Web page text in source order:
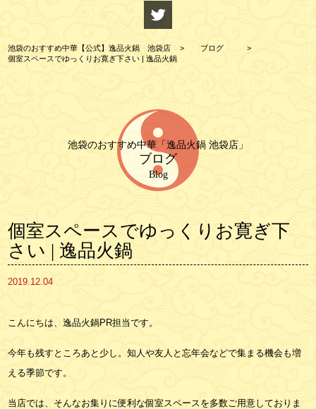
池袋のおすすめ中華【公式】逸品火鍋 池袋店 > ブログ
>
個室スペースでゆっくりお寛ぎ下さい | 逸品火鍋
池袋のおすすめ中華「逸品火鍋 池袋店」
ブログ
Blog
個室スペースでゆっくりお寛ぎ下
さい | 逸品火鍋
2019.12.04
こんにちは、逸品火鍋PR担当です。
今年も残すところあと少し。知人や友人と忘年会などで集まる機会も増
える季節です。
当店では、そんなお集りに便利な個室スペースを多数ご用意しておりま